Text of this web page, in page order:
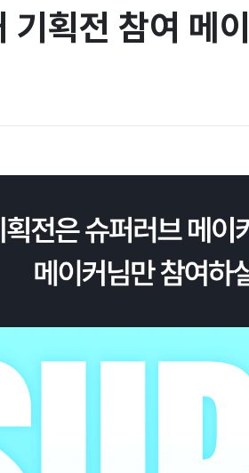
기획전 참여 메